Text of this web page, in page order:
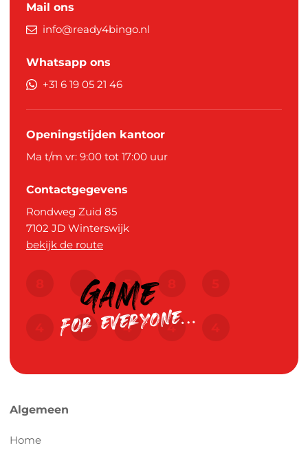
Mail ons
info@ready4bingo.nl
Whatsapp ons
+31 6 19 05 21 46
Openingstijden kantoor
Ma t/m vr: 9:00 tot 17:00 uur
Contactgegevens
Rondweg Zuid 85
7102 JD Winterswijk
bekijk de route
Algemeen
Home